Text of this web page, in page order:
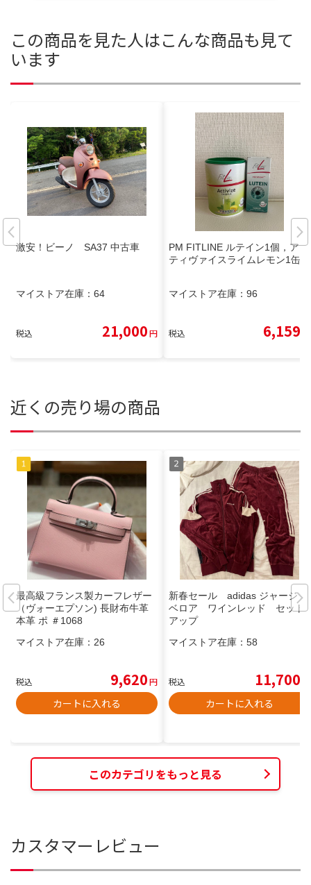
この商品を見た人はこんな商品も見て
います
激安！ビーノ SA37 中古車
マイストア在庫： 64
税込 21,000円
PM FITLINE ルテイン1個，アク
ティヴァイスライムレモン1缶
マイストア在庫： 96
税込 6,159
近くの売り場の商品
最高級フランス製カーフレザー
（ヴォーエプソン) 長財布牛革
本革 ポ ＃1068
マイストア在庫： 26
税込 9,620円
カートに入れる
新春セール adidas ジャージ
ベロア ワインレッド セット
アップ
マイストア在庫： 58
税込 11,700
カートに入れる
このカテゴリをもっと見る
カスタマーレビュー